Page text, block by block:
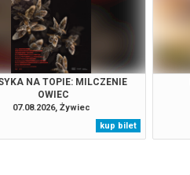
NA TOPIE: MILCZENIE
OWIEC
07.08.2026, Żywiec
kup bilet